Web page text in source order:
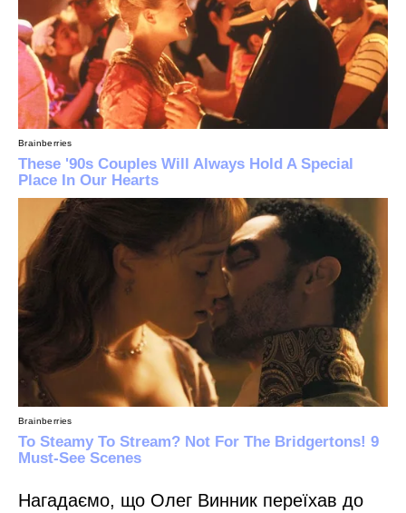
Нагадаємо, що Олег Винник переїхав до